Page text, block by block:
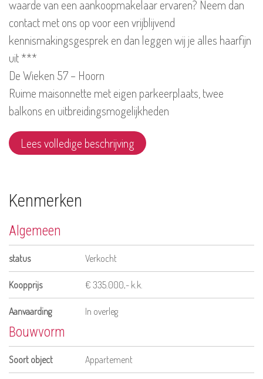
waarde van een aankoopmakelaar ervaren? Neem dan
contact met ons op voor een vrijblijvend
kennismakingsgesprek en dan leggen wij je alles haarfijn
uit ***
De Wieken 57 – Hoorn
Ruime maisonnette met eigen parkeerplaats, twee
balkons en uitbreidingsmogelijkheden
Lees volledige beschrijving
Kenmerken
Algemeen
status Verkocht
Koopprijs € 335.000,- k.k.
Aanvaarding In overleg
Bouwvorm
Soort object Appartement